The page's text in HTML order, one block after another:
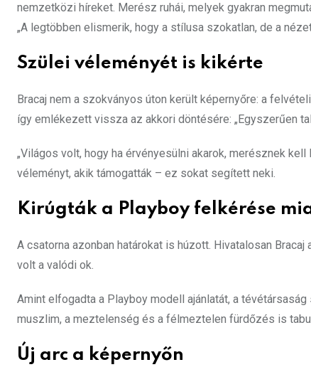
nemzetközi híreket. Merész ruhái, melyek gyakran
„A legtöbben elismerik, hogy a stílusa szokatlan, de a
Szülei véleményét is kikérte
Bracaj nem a szokványos úton került képernyőre: a
így emlékezett vissza az akkori döntésére: „Egyszerűen
„Világos volt, hogy ha érvényesülni akarok, merésznek
véleményt, akik támogatták – ez sokat segített neki.
Kirúgták a Playboy felkérése
A csatorna azonban határokat is húzott. Hivatalosan
volt a valódi ok.
Amint elfogadta a Playboy modell ajánlatát, a
muszlim, a meztelenség és a félmeztelen fürdőzés is
Új arc a képernyőn